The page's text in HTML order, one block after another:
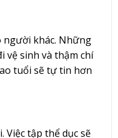
người khác. Những
vệ sinh và thậm chí
tuổi sẽ tự tin hơn
tập thể dục sẽ